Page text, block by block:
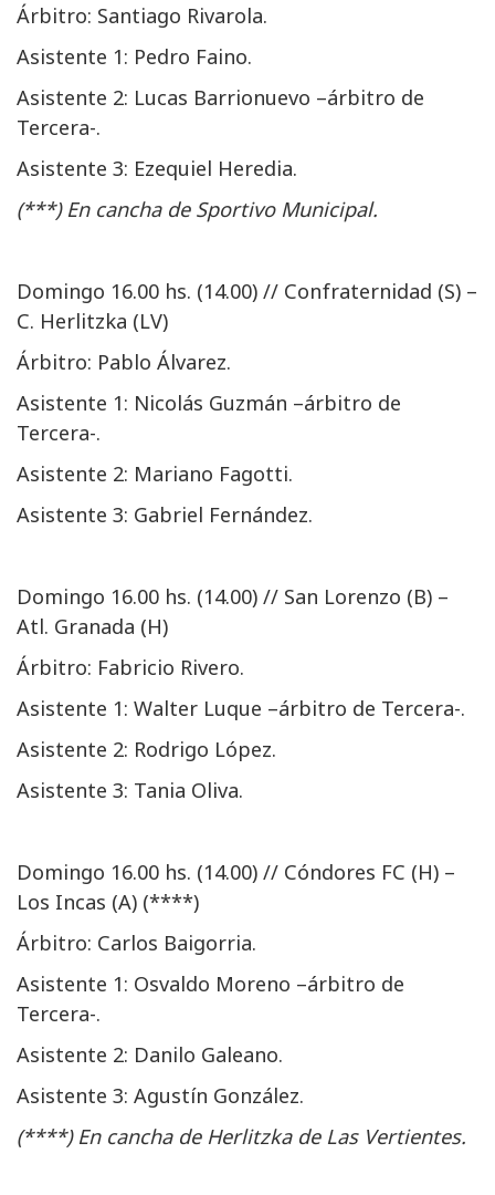
Árbitro: Santiago Rivarola.
Asistente 1: Pedro Faino.
Asistente 2: Lucas Barrionuevo –árbitro de
Tercera-.
Asistente 3: Ezequiel Heredia.
(***) En cancha de Sportivo Municipal.
Domingo 16.00 hs. (14.00) // Confraternidad (S) –
C. Herlitzka (LV)
Árbitro: Pablo Álvarez.
Asistente 1: Nicolás Guzmán –árbitro de
Tercera-.
Asistente 2: Mariano Fagotti.
Asistente 3: Gabriel Fernández.
Domingo 16.00 hs. (14.00) // San Lorenzo (B) –
Atl. Granada (H)
Árbitro: Fabricio Rivero.
Asistente 1: Walter Luque –árbitro de Tercera-.
Asistente 2: Rodrigo López.
Asistente 3: Tania Oliva.
Domingo 16.00 hs. (14.00) // Cóndores FC (H) –
Los Incas (A) (****)
Árbitro: Carlos Baigorria.
Asistente 1: Osvaldo Moreno –árbitro de
Tercera-.
Asistente 2: Danilo Galeano.
Asistente 3: Agustín González.
(****) En cancha de Herlitzka de Las Vertientes.